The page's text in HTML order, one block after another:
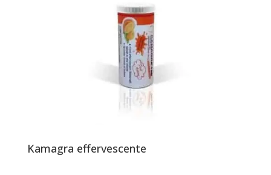
Kamagra effervescente